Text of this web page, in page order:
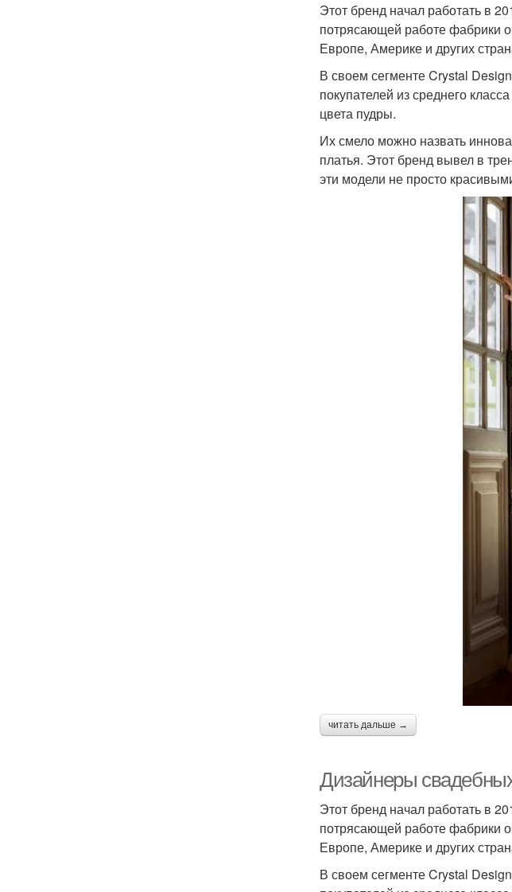
Этот бренд начал работать в
потрясающей работе фабрики
Европе, Америке и других
В своем сегменте Crystal
покупателей из среднего
цвета пудры.
Их смело можно назвать
платья. Этот бренд вывел в
эти модели не просто
читать дальше →
Дизайнеры
Этот бренд начал работать в
потрясающей работе фабрики
Европе, Америке и других
В своем сегменте Crystal